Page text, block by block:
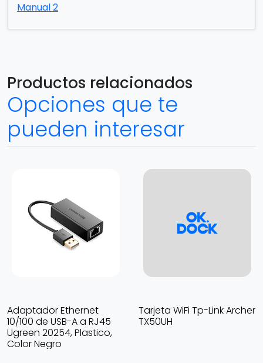
Manual 2
Productos relacionados
Opciones que te
pueden interesar
Adaptador Ethernet
10/100 de USB-A a RJ45
Ugreen 20254, Plastico,
Color Negro
Tarjeta WiFi Tp-Link Archer
TX50UH